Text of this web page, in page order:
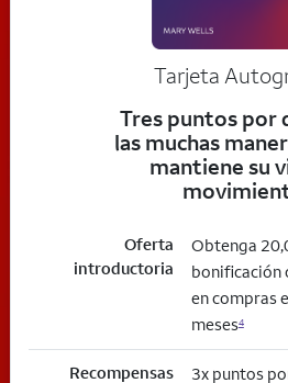
Tarjeta
Tres puntos por
las muchas
mantiene su
Oferta
introductoria
Obtenga
bonificación
en compras
meses4
Recompensas 3x puntos